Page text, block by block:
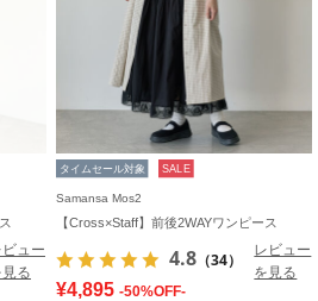
ュー
る
タイムセール対象 SALE
Samansa Mos2
【Cross×Staff】前後2WAYワンピース
4.8 （34）
レビュー
を見る
¥4,895 -50%OFF-